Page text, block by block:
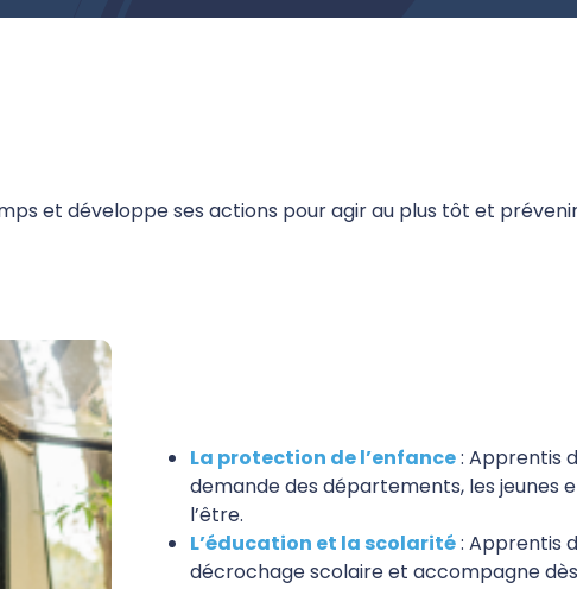
et développe ses actions pour agir au plus tôt et prévenir
La protection de l’enfance: Apprentis
demande des départements, les jeunes
l’être.
L’éducation et la scolarité: Apprentis
décrochage scolaire et accompagne